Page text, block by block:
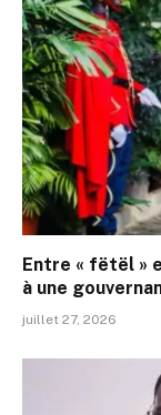
Entre « fëtël »
à une
juillet 27, 2026